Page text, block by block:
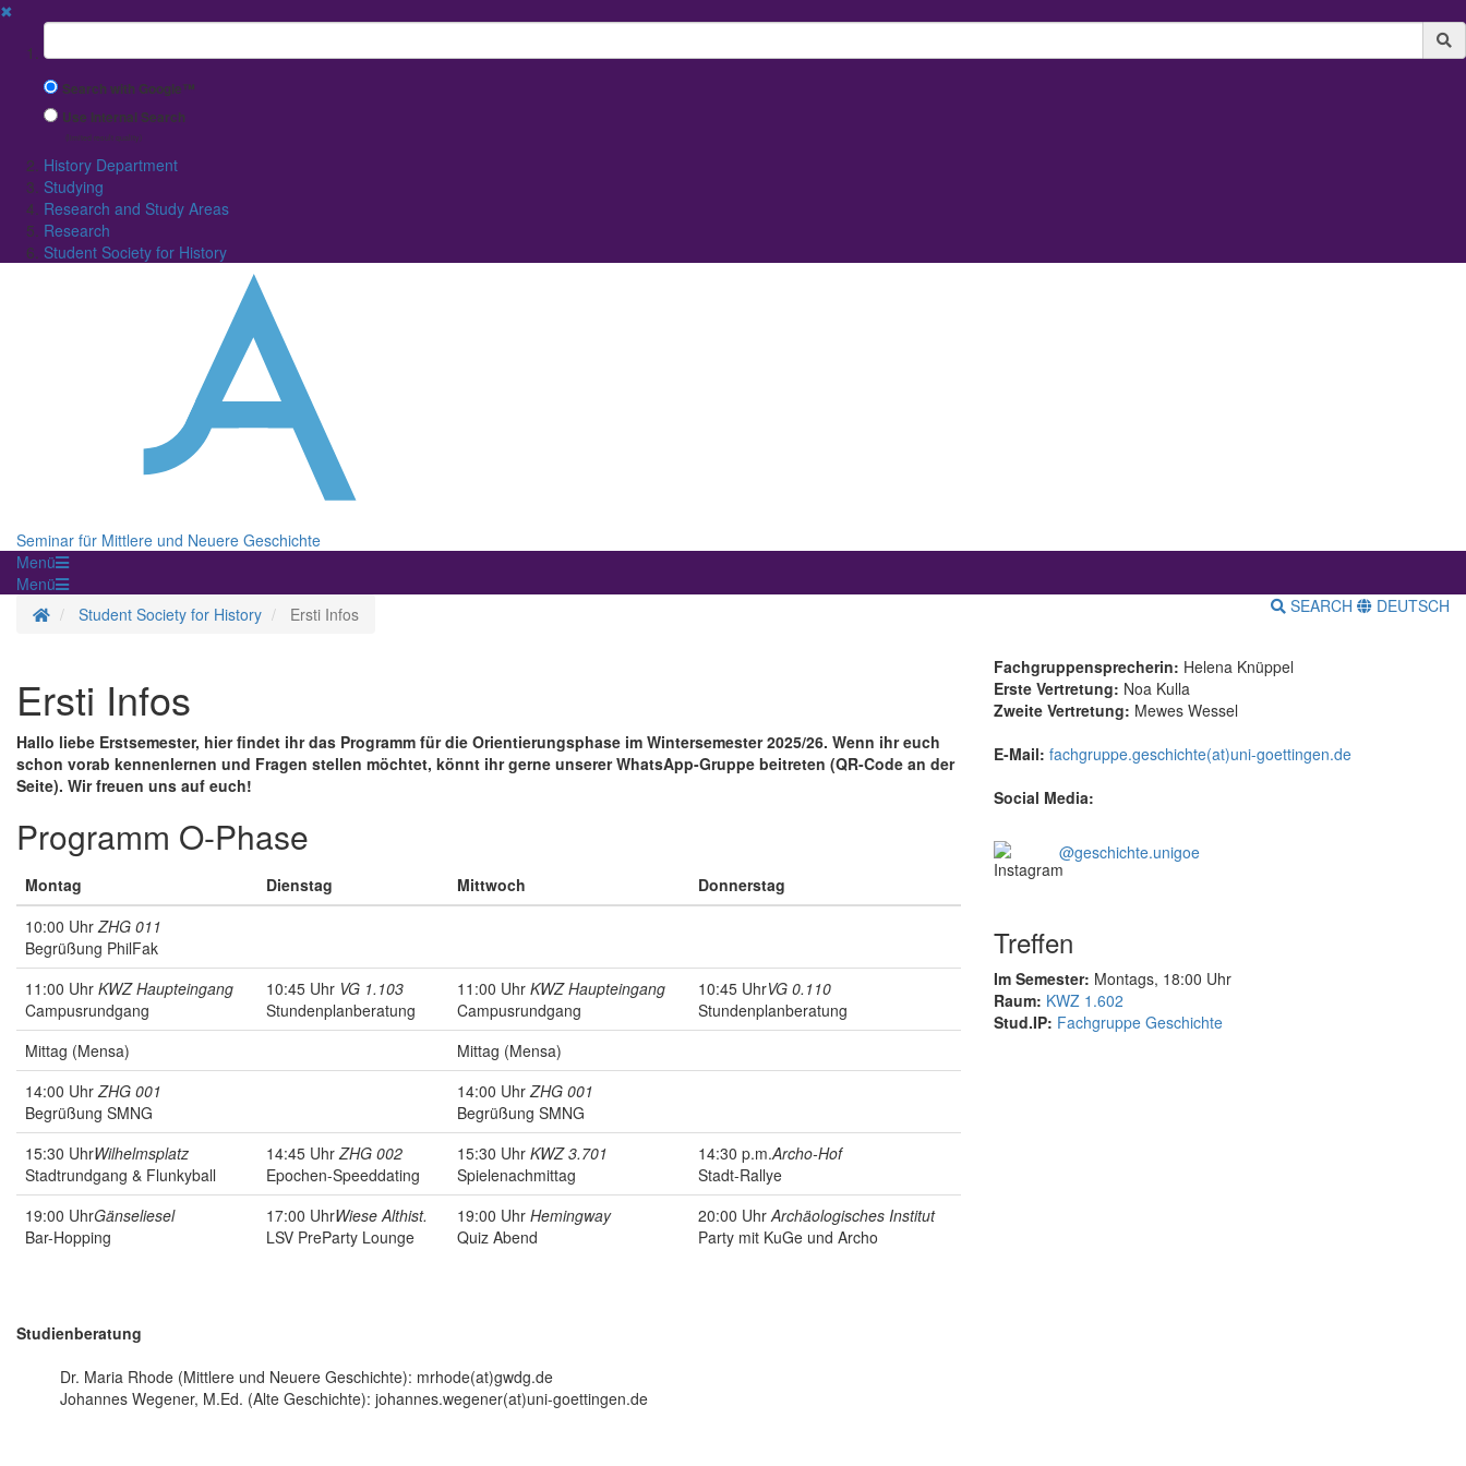
✖
Suchbegriff
Search with Google™
Use Internal Search
(limited result quality)
History Department
Studying
Research and Study Areas
Research
Student Society for History
Seminar für Mittlere und Neuere Geschichte
Menü
Menü
Homepage
Student Society for History Ersti Infos SEARCH DEUTSCH
Ersti Infos
Hallo liebe Erstsemester, hier findet ihr das Programm für die Orientierungsphase im Wintersemester 2025/26. Wenn ihr euch
schon vorab kennenlernen und Fragen stellen möchtet, könnt ihr gerne unserer WhatsApp-Gruppe beitreten (QR-Code an der
Seite). Wir freuen uns auf euch!
Programm O-Phase
Montag Dienstag Mittwoch
Donnerstag
10:00 UhrZHG 011
Begrüßung PhilFak
11:00 Uhr KWZ Haupteingang
Campusrundgang
10:45 Uhr VG 1.103
Stundenplanberatung
11:00 Uhr KWZ Haupteingang
Campusrundgang
10:45 UhrVG 0.110
Stundenplanberatung
Mittag (Mensa)
Mittag (Mensa)
14:00 UhrZHG 001
Begrüßung SMNG
14:00 UhrZHG 001
Begrüßung SMNG
15:30 UhrWilhelmsplatz
Stadtrundgang & Flunkyball
14:45 UhrZHG 002
Epochen-Speeddating
15:30 Uhr KWZ 3.701
Spielenachmittag
14:30 p.m.Archo-Hof
Stadt-Rallye
19:00 UhrGänseliesel
Bar-Hopping
17:00 UhrWiese Althist.
LSV PreParty Lounge
19:00 Uhr Hemingway
Quiz Abend
20:00 UhrArchäologisches Institut
Party mit KuGe und Archo
Studienberatung
Dr. Maria Rhode (Mittlere und Neuere Geschichte): mrhode(at)gwdg.de
Johannes Wegener, M.Ed. (Alte Geschichte): johannes.wegener(at)uni-goettingen.de
Fachgruppensprecherin: Helena Knüppel
Erste Vertretung: Noa Kulla
Zweite Vertretung: Mewes Wessel
E-Mail: fachgruppe.geschichte(at)uni-goettingen.de
Social Media:
@geschichte.unigoe
Treffen
Im Semester: Montags, 18:00 Uhr
Raum: KWZ 1.602
Stud.IP: Fachgruppe Geschichte